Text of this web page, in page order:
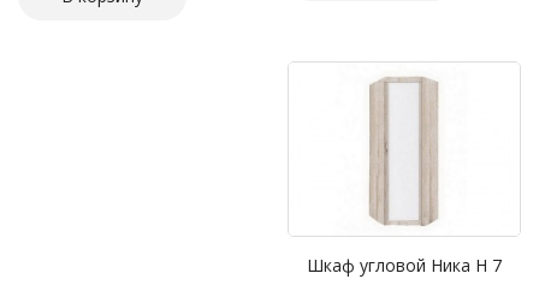
Шкаф угловой Ника Н 7